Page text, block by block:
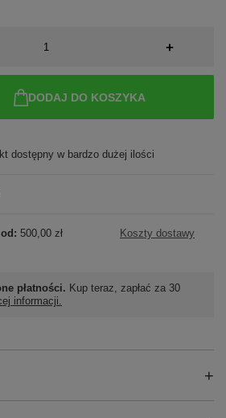
+
DODAJ DO KOSZYKA
dostępny w bardzo dużej ilości
500,00 zł Koszty dostawy
płatności. Kup teraz, zapłać za 30
informacji.